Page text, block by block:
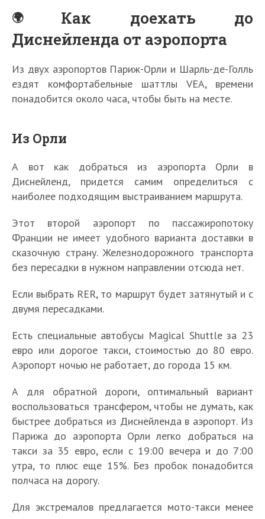
Как доехать до
Диснейленда от аэропорта
Из двух аэропортов Париж-Орли и Шарль-де-Голль
ездят комфортабельные шаттлы VEA, времени
понадобится около часа, чтобы быть на месте.
Из Орли
А вот как добраться из аэропорта Орли в
Диснейленд, придется самим определиться с
наиболее подходящим выстраиванием маршрута.
Этот второй аэропорт по пассажиропотоку
Франции не имеет удобного варианта доставки в
сказочную страну. Железнодорожного транспорта
без пересадки в нужном направлении отсюда нет.
Если выбрать RER, то маршрут будет затянутый и с
двумя пересадками.
Есть специальные автобусы Magical Shuttle за 23
евро или дорогое такси, стоимостью до 80 евро.
Аэропорт ночью не работает, до города 15 км.
А для обратной дороги, оптимальный вариант
воспользоваться трансфером, чтобы не думать, как
быстрее добраться из Диснейленда в аэропорт. Из
Парижа до аэропорта Орли легко добраться на
такси за 35 евро, если с 19:00 вечера и до 7:00
утра, то плюс еще 15%. Без пробок понадобится
полчаса на дорогу.
Для экстремалов предлагается мото-такси менее